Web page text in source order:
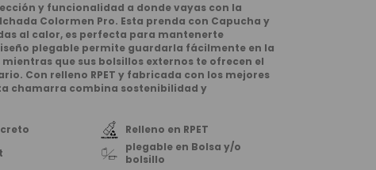
y funcionalidad a donde vayas con la
Colormen Pro. Esta prenda con Capucha y
al calor, es perfecta para mantenerte
plegable permite guardarla fácilmente en la
que sus bolsillos externos te ofrecen el
Con relleno RPET y fabricada con los mejores
chamarra combina sostenibilidad y
Relleno en RPET
plegable en Bolsa y/o
bolsillo